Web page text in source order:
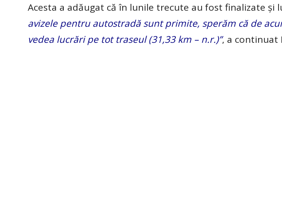
Acesta a adăugat că în lunile trecute au fost finalizate și
avizele pentru autostradă sunt primite, sperăm că de
vedea lucrări pe tot traseul (31,33 km – n.r.)”, a continuat